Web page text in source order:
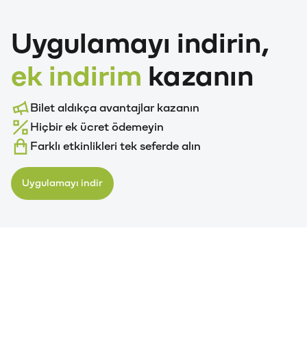
Uygulamayı indirin,
ek indirim kazanın
Bilet aldıkça avantajlar kazanın
Hiçbir ek ücret ödemeyin
Farklı etkinlikleri tek seferde alın
Uygulamayı indir